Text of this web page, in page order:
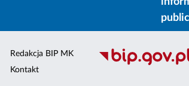
Redakcja BIP MK
Kontakt